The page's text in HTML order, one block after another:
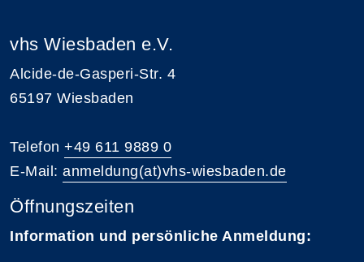
vhs Wiesbaden e.V.
Alcide-de-Gasperi-Str. 4
65197 Wiesbaden
Telefon +49 611 9889 0
E-Mail: anmeldung(at)vhs-wiesbaden.de
Öffnungszeiten
Information und persönliche Anmeldung: